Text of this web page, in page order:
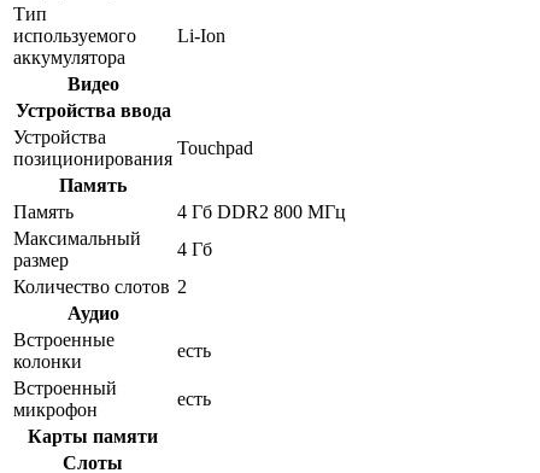
Тип
используемого
аккумулятора
Li-Ion
Видео
Устройства ввода
Устройства
позиционирования
Touchpad
Память
Память
4 Гб DDR2 800 МГц
Максимальный
размер
4 Гб
Количество слотов 2
Аудио
Встроенные
колонки
есть
Встроенный
микрофон
есть
Карты памяти
Слоты